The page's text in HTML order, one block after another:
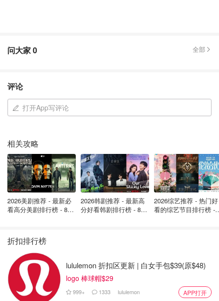
Queen Street以 159 个行人的 KSI 位居榜首，Eglinton 以
Steeles 和 King 也是行人 KSI 的高发地带。
只有 King Street 的行人 KSI 的报告不到 100 条。
得多。
从 2006 年到 2020 年，Dundas 是骑自行车者最危险的街
道，有 50 个 KSI，紧随其后的是 Queen，有 48 个，King
有 45 个，Bloor 有 42 个。排名靠后的是，College 报告了
28 个 KSI，Yonge 有 26 个，还有 23 个为Spadina。
Elliott在他的通讯中承认，他的统计名单里有一些注意事
项，比如街道名称的书写方式不一致。
为了解决这个问题，他把Eglinton East 和 West这样的街
问大家0 全部
评论
打开App写评论
相关攻略
2026美剧推荐 - 最新必
看高分美剧排行榜 - 8月
2026韩剧推荐 - 最新高
分好看韩剧排行榜 - 8月
2026综艺推荐 - 热门好
看的综艺节目排行榜 -
折扣排行榜
lululemon 折扣区更新 | 白女手包$39(原$48)
logo 棒球帽$29
999+ 1333 lululemon APP打开